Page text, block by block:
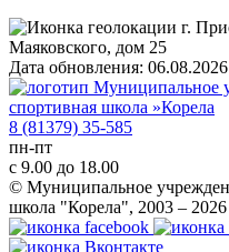
г.
Маяковского, дом 25
Дата обновления: 06.08.2026
8 (81379) 35-585
пн-пт
с 9.00 до 18.00
© Муниципальное
школа "Корела", 2003 – 2026